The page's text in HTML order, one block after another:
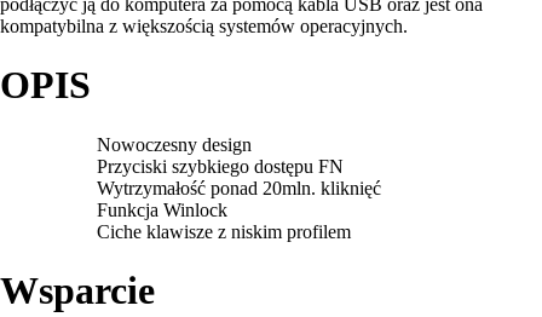
podłączyć ją do komputera za pomocą kabla USB oraz jest ona
kompatybilna z większością systemów operacyjnych.
OPIS
Nowoczesny design
Przyciski szybkiego dostępu FN
Wytrzymałość ponad 20mln. kliknięć
Funkcja Winlock
Ciche klawisze z niskim profilem
Wsparcie